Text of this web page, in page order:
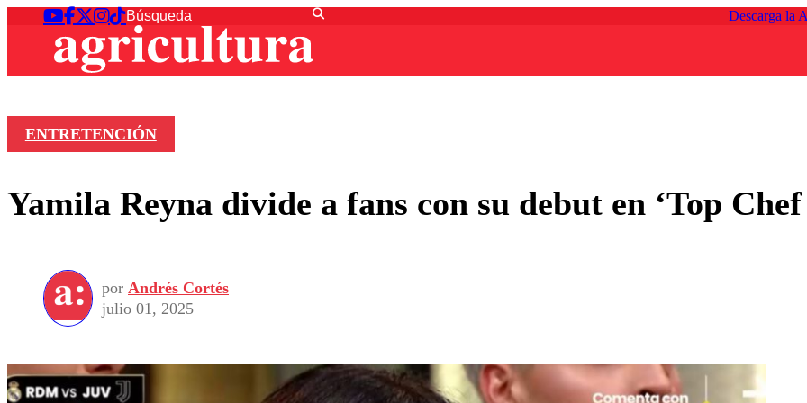
Descarga la
ENTRETENCIÓN
Yamila Reyna divide a fans con su debut en ‘Top
por Andrés Cortés
julio 01, 2025